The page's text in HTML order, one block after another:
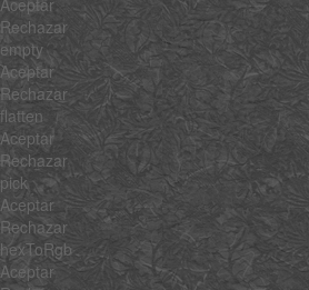
Rechazar
empty
Aceptar
Rechazar
flatten
Aceptar
Rechazar
pick
Aceptar
Rechazar
hexToRgb
Aceptar